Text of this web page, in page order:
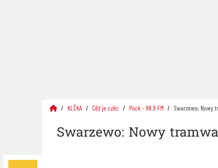
KLËKA Cëż je czëc Pùck - 98.9 FM Swarzewo: Nowy
Swarzewo: Nowy